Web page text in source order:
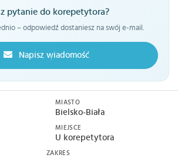
pytanie do korepetytora?
– odpowiedź dostaniesz na swój e-mail.
Napisz wiadomość
MIASTO
Bielsko-Biała
MIEJSCE
U korepetytora
ZAKRES